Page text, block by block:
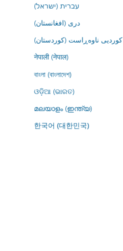
עברית (ישראל)
درى (افغانستان)
کوردیی ناوەڕاست (کوردستان)
नेपाली (नेपाल)
বাংলা (বাংলাদেশ)
ଓଡ଼ିଆ (ଭାରତ)
മലയാളം (ഇന്ത്യ)
한국어 (대한민국)